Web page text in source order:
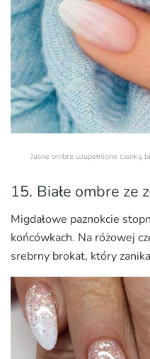
Jasne ombre uzupełniono cienką
15. Białe ombre ze
Migdałowe paznokcie
końcówkach. Na różowej
srebrny brokat, który